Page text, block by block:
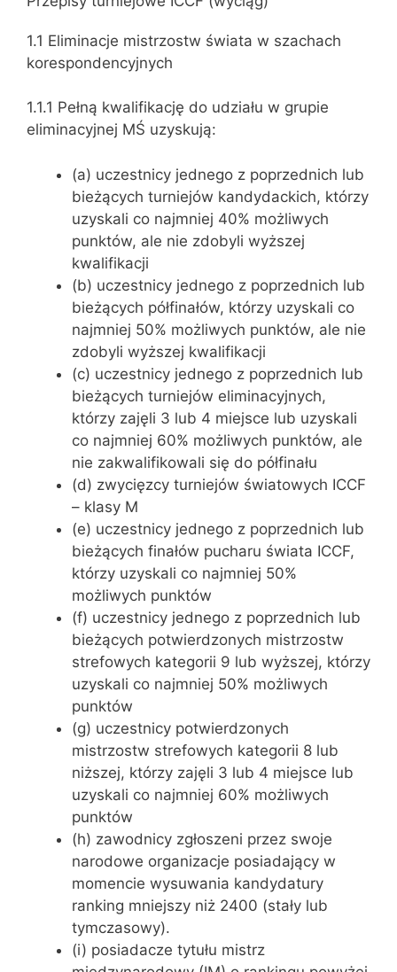
1.1 Eliminacje mistrzostw świata w szachach
korespondencyjnych
1.1.1 Pełną kwalifikację do udziału w grupie
eliminacyjnej MŚ uzyskują:
(a) uczestnicy jednego z poprzednich lub
bieżących turniejów kandydackich, którzy
uzyskali co najmniej 40% możliwych
punktów, ale nie zdobyli wyższej
kwalifikacji
(b) uczestnicy jednego z poprzednich lub
bieżących półfinałów, którzy uzyskali co
najmniej 50% możliwych punktów, ale nie
zdobyli wyższej kwalifikacji
(c) uczestnicy jednego z poprzednich lub
bieżących turniejów eliminacyjnych,
którzy zajęli 3 lub 4 miejsce lub uzyskali
co najmniej 60% możliwych punktów, ale
nie zakwalifikowali się do półfinału
(d) zwycięzcy turniejów światowych ICCF
– klasy M
(e) uczestnicy jednego z poprzednich lub
bieżących finałów pucharu świata ICCF,
którzy uzyskali co najmniej 50%
możliwych punktów
(f) uczestnicy jednego z poprzednich lub
bieżących potwierdzonych mistrzostw
strefowych kategorii 9 lub wyższej, którzy
uzyskali co najmniej 50% możliwych
punktów
(g) uczestnicy potwierdzonych
mistrzostw strefowych kategorii 8 lub
niższej, którzy zajęli 3 lub 4 miejsce lub
uzyskali co najmniej 60% możliwych
punktów
(h) zawodnicy zgłoszeni przez swoje
narodowe organizacje posiadający w
momencie wysuwania kandydatury
ranking mniejszy niż 2400 (stały lub
tymczasowy).
(i) posiadacze tytułu mistrz